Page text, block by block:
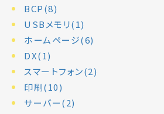
BCP(8)
USBメモリ(1)
ホームページ(6)
DX(1)
スマートフォン(2)
印刷(10)
サーバー(2)